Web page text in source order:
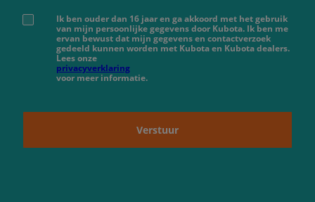
Ik ben ouder dan 16 jaar en ga akkoord met het gebruik
van mijn persoonlijke gegevens door Kubota. Ik ben me
ervan bewust dat mijn gegevens en contactverzoek
gedeeld kunnen worden met Kubota en Kubota dealers.
Lees onze
privacyverklaring
voor meer informatie.
Verstuur